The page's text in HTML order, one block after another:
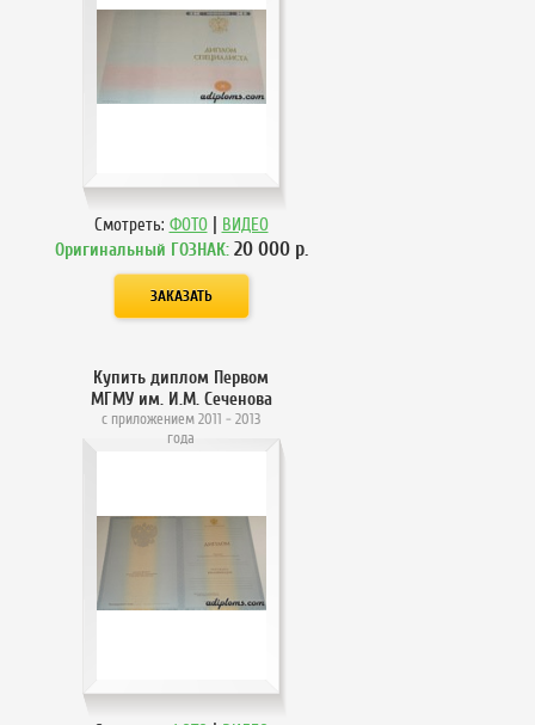
Смотреть: ФОТО | ВИДЕО
Оригинальный ГОЗНАК: 20 000р.
Купить диплом Первом
МГМУ им. И.М. Сеченова
с приложением 2011 - 2013
года